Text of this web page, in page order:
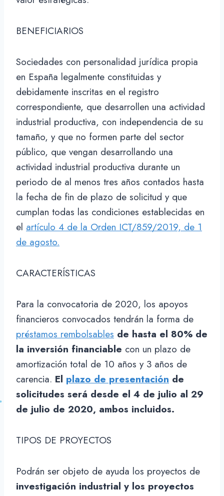
BENEFICIARIOS
Sociedades con personalidad jurídica propia
en España legalmente constituidas y
debidamente inscritas en el registro
correspondiente, que desarrollen una actividad
industrial productiva, con independencia de su
tamaño, y que no formen parte del sector
público, que vengan desarrollando una
actividad industrial productiva durante un
periodo de al menos tres años contados hasta
la fecha de fin de plazo de solicitud y que
cumplan todas las condiciones establecidas en
el artículo 4 de la Orden ICT/859/2019, de 1
de agosto.
CARACTERÍSTICAS
Para la convocatoria de 2020, los apoyos
financieros convocados tendrán la forma de
préstamos rembolsables de hasta el 80% de
la inversión financiable con un plazo de
amortización total de 10 años y 3 años de
carencia. El plazo de presentación de
solicitudes será desde el 4 de julio al 29
de julio de 2020, ambos incluidos.
TIPOS DE PROYECTOS
Podrán ser objeto de ayuda los proyectos de
investigación industrial y los proyectos